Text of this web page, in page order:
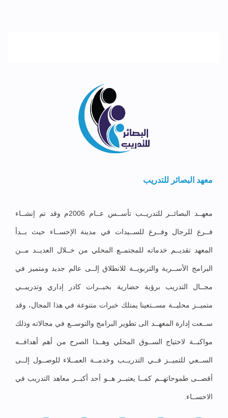
معهد البصائر للتدريب
معهــد البصائــر للتدريــب تأســس عــام 2006م وقد تم إنشــاء
فــرع للرجال وفــرع للســيدات في مدينة الإحســاء حيث بــدأ
المعهد تقديــم خدماته للمجتمــع المحلي من خــلال العديــد مــن
البرامج الأســرية والتربويــة للانطلاق إلــى عالم جديد ومتميز في
مجــال التدريب برؤية حضارية بخبــرات كادر إداري وتدريبــي
متميــز محليــة مســتعينا يمتلك خبرات متنوعة في هذا المجال، وقد
ســعت إدارة المعهــد الى تطوير البرامج والتوســع في مجالاته وذلك
مواكبــة لاحتياج الســوق المحلي وهــذا الصرح من أهم أهدافــه
الســعي للتميــز فــي التدريــب وخدمــة العمــلاء للوصــول إلــى
أقصــى طموحاتهــم كمــا يعتبــر هــو أحد أكبــر معاهد التدريب في
الاحســاء.